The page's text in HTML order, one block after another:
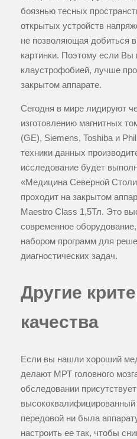
боязнью тесных
открытых устройств
не позволяющая добиться
картинки. Поэтому если Вы
клаустрофобией, лучше
закрытом аппарате.
Сегодня в мире лидируют
изготовлению магнитных
(GE), Siemens, Toshiba и
техники данных
исследование будет
«Медицина Северной
проходит на закрытом
Maestro Class 1,5Тл. Это
современное
набором программ для
диагностических задач.
Другие
качества
Если вы нашли хороший
делают МРТ головного
обследовании присутствует
передовой ни была
настроить ее так, чтобы